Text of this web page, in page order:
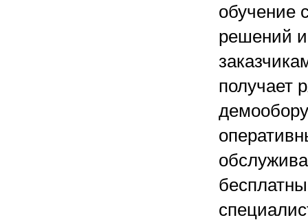
обучение
решений
получает